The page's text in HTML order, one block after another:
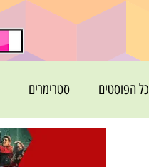
כל הפוסטים סטרימרים